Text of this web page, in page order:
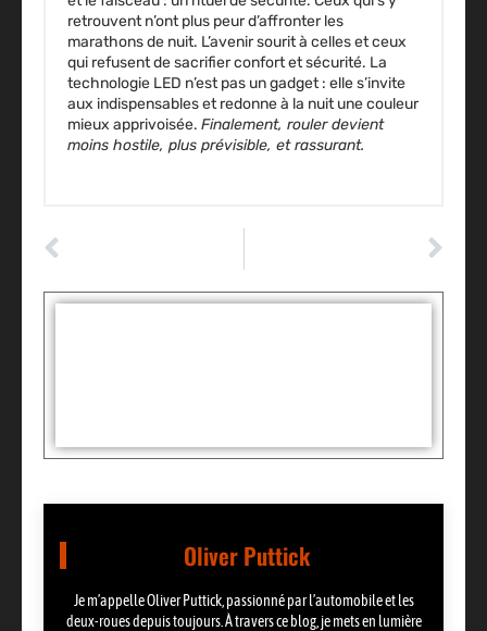
retrouvent n’ont plus peur d’affronter les
marathons de nuit. L’avenir sourit à celles et ceux
qui refusent de sacrifier confort et sécurité. La
technologie LED n’est pas un gadget : elle s’invite
aux indispensables et redonne à la nuit une couleur
mieux apprivoisée. Finalement, rouler devient
moins hostile, plus prévisible, et rassurant.
Oliver Puttick
Je m’appelle Oliver Puttick, passionné par l’automobile et les
deux-roues depuis toujours. À travers ce blog, je mets en lumière